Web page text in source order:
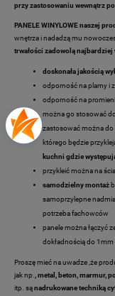
przy zastosowaniu wewnątrz
PANELE WINYLOWE naszej
wnętrza i nadadzą mu
trwałości zadowolą
doskonała jakością
odporność na plamy i
odporność na
można go stosować
zastosować można do
którego będzie
kuchni gdzie
przykleić można na
samodzielny montaż
samoprzylepne
potrzeba fachowców
panele można łączyć
dokładnością do 1mm
Proszę mieć na uwadze ,że
jak np.
, metal, beton, marmur,
itp. sąnadrukowane techniką